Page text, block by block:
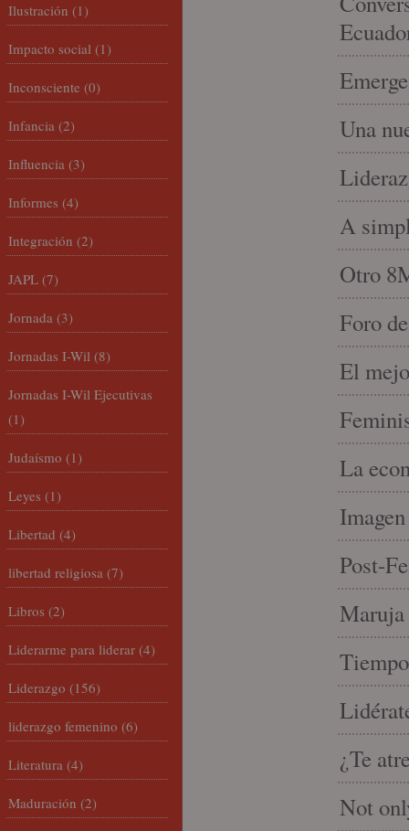
Una
A
Otro
Foro
El
La
Post-
Maruja
¿Te
Not
Ilustración (1)
Impacto social (1)
Inconsciente (0)
Infancia (2)
Influencia (3)
Informes (4)
Integración (2)
JAPL (7)
Jornada (3)
Jornadas I-Wil (8)
Jornadas I-Wil Ejecutivas
(1)
Judaísmo (1)
Leyes (1)
Libertad (4)
libertad religiosa (7)
Libros (2)
Liderarme para liderar (4)
Liderazgo (156)
liderazgo femenino (6)
Literatura (4)
Maduración (2)